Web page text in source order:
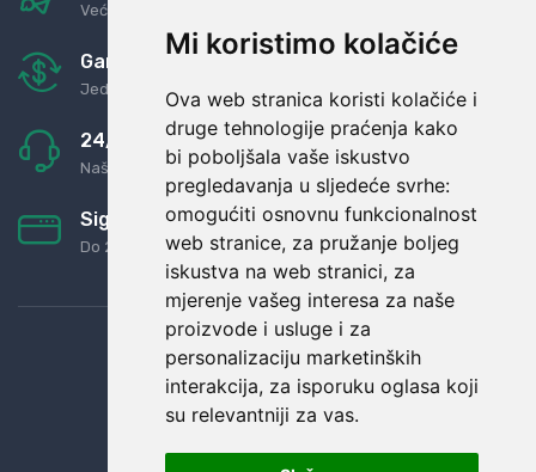
Mi koristimo kolačiće
Ova web stranica koristi kolačiće i
druge tehnologije praćenja kako
bi poboljšala vaše iskustvo
pregledavanja u sljedeće svrhe:
omogućiti osnovnu funkcionalnost
web stranice, za pružanje boljeg
iskustva na web stranici, za
mjerenje vašeg interesa za naše
proizvode i usluge i za
personalizaciju marketinških
interakcija, za isporuku oglasa koji
su relevantniji za vas.
Već za nekoliko dana kod vas
Garancija u povrat novaca
Jednostavno pravilo: Roba za novac
24/7 odlična podrška
Naši agenti uvijek na raspolaganju
Sigurno obročno plaćanje
Do 24 rata bez kamata